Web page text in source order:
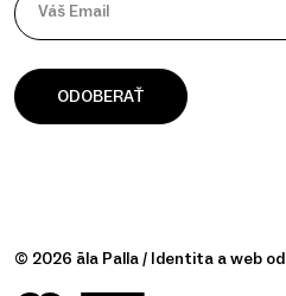
Váš Email
© 2026 āla Palla / Identita a web od